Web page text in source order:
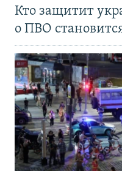
Кто защитит
о ПВО